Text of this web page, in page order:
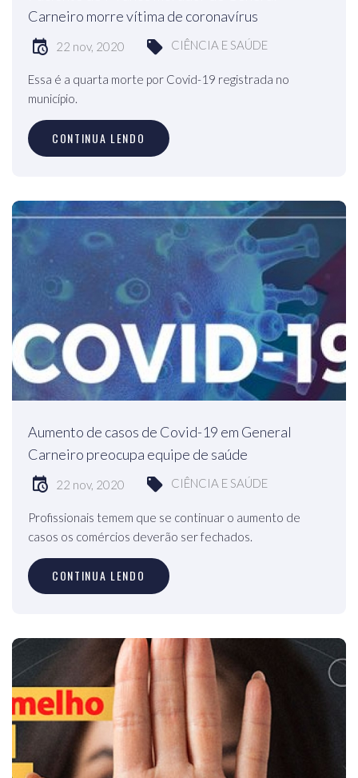
Carneiro morre vítima de coronavírus
22 nov, 2020 CIÊNCIA E SAÚDE
Essa é a quarta morte por Covid-19 registrada no
município.
CONTINUA LENDO
Aumento de casos de Covid-19 em General
Carneiro preocupa equipe de saúde
22 nov, 2020 CIÊNCIA E SAÚDE
Profissionais temem que se continuar o aumento de
casos os comércios deverão ser fechados.
CONTINUA LENDO